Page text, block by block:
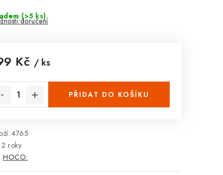
(>5 ks)
doručení
Kč / ks
PŘIDAT DO KOŠÍKU
4765
2 roky
HOCO: